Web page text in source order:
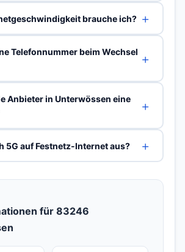
brauche ich?
Telefonnummer beim Wechsel
Anbieter in Unterwössen eine
5G auf Festnetz-Internet aus?
für 83246